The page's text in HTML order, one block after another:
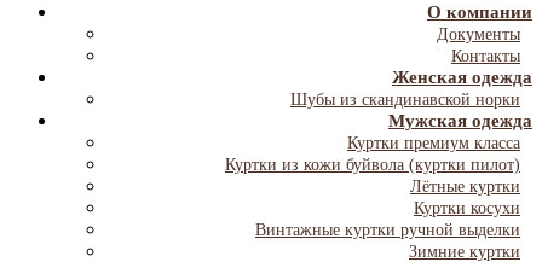
О компании
Документы
Контакты
Женская одежда
Шубы из скандинавской норки
Мужская одежда
Куртки премиум класса
Куртки из кожи буйвола (куртки пилот)
Лётные куртки
Куртки косухи
Винтажные куртки ручной выделки
Зимние куртки